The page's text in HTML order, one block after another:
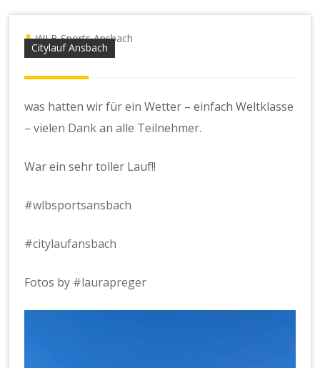
Citylauf Ansbach
WLB Sports Ansbach
was hatten wir für ein Wetter – einfach Weltklasse
– vielen Dank an alle Teilnehmer.
War ein sehr toller Lauf!!
#wlbsportsansbach
#citylaufansbach
Fotos by #laurapreger